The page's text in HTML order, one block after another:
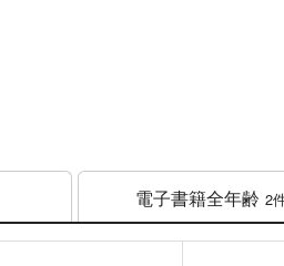
電子書籍全年齢 2